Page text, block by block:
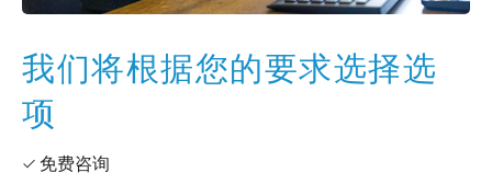
我们将根据您的要求选择选
项
✓ 免费咨询